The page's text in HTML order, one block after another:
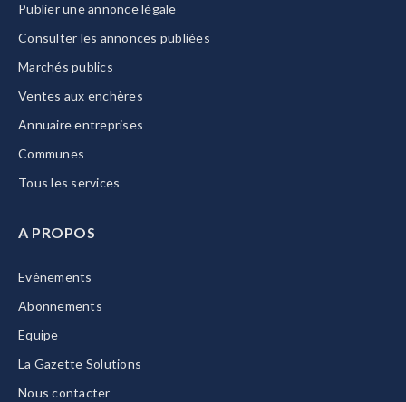
Publier une annonce légale
Consulter les annonces publiées
Marchés publics
Ventes aux enchères
Annuaire entreprises
Communes
Tous les services
A PROPOS
Evénements
Abonnements
Equipe
La Gazette Solutions
Nous contacter